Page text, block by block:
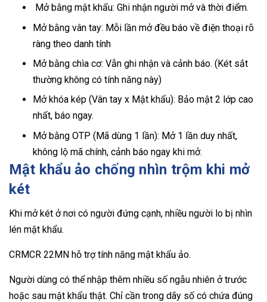
Mở bằng mật khẩu: Ghi nhận người mở và thời điểm.
Mở bằng vân tay: Mỗi lần mở đều báo về điện thoại rõ
ràng theo danh tính
Mở bằng chìa cơ: Vẫn ghi nhận và cảnh báo. (Két sắt
thường không có tính năng này)
Mở khóa kép (Vân tay x Mật khẩu): Bảo mật 2 lớp cao
nhất, báo ngay.
Mở bằng OTP (Mã dùng 1 lần): Mở 1 lần duy nhất,
không lộ mã chính, cảnh báo ngay khi mở.
Mật khẩu ảo chống nhìn trộm khi mở
két
Khi mở két ở nơi có người đứng cạnh, nhiều người lo bị nhìn
lén mật khẩu.
CRMCR 22MN hỗ trợ tính năng mật khẩu ảo.
Người dùng có thể nhập thêm nhiều số ngẫu nhiên ở trước
hoặc sau mật khẩu thật. Chỉ cần trong dãy số có chứa đúng